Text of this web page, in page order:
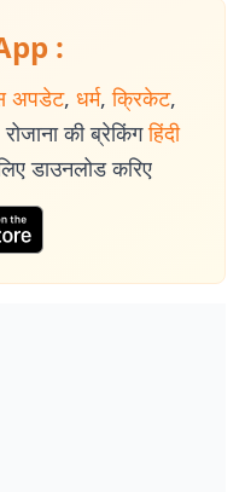
:
अपडेट, धर्म, क्रिकेट,
की ब्रेकिंग हिंदी
डाउनलोड करिए